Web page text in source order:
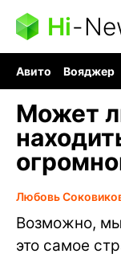
Hi-
Авито Вояджер
Может
Любовь
Возможно,
это самое